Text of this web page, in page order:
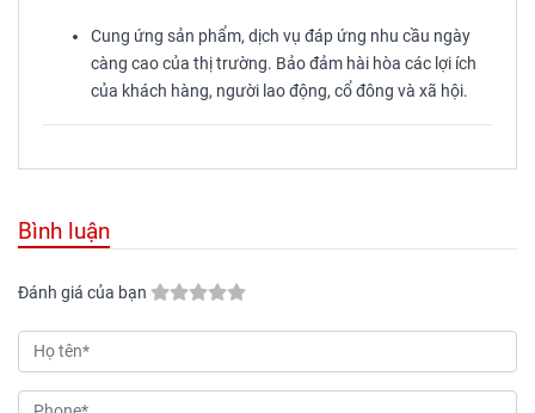
Cung ứng sản phẩm, dịch vụ đáp ứng nhu cầu ngày
càng cao của thị trường. Bảo đảm hài hòa các lợi ích
của khách hàng, người lao động, cổ đông và xã hội.
Bình luận
Đánh giá của bạn